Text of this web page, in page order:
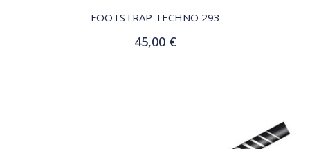
FOOTSTRAP TECHNO 293
45,00 €
Ajouter au panier